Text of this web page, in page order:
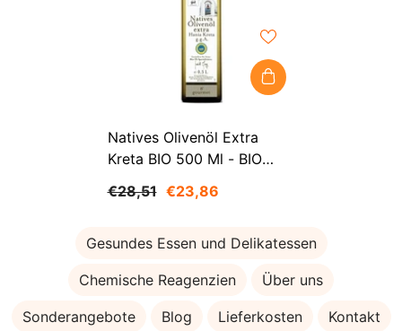
Natives Olivenöl Extra
Kreta BIO 500 Ml - BIO
€28,51 €23,86
Gesundes Essen und Delikatessen
Chemische Reagenzien Über uns
Sonderangebote Blog Lieferkosten Kontakt